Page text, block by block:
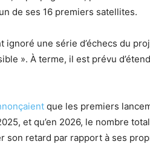
de ses 16 premiers satellites.
ignoré une série d’échecs du
». À terme, il est prévu
que les premiers
et qu’en 2026, le nombre
son retard par rapport à ses